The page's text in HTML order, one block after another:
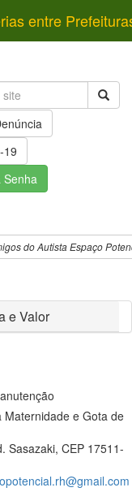
entre
19
Senha
do Autista Espaço
e Valor
e Gota de
Sasazaki, CEP 17511-